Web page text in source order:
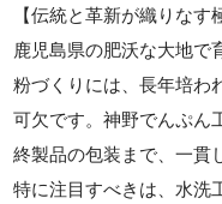
【伝統と革新が織りなす
鹿児島県の肥沃な大地で
粉づくりには、長年培わ
可欠です。神野でんぷん
終製品の包装まで、一貫
特に注目すべきは、水洗